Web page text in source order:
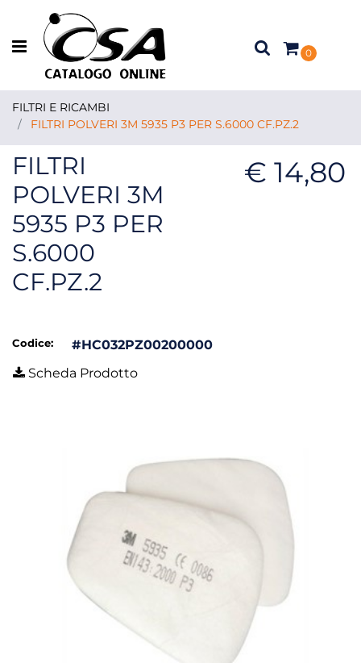
Open menu
0
FILTRI E RICAMBI
FILTRI POLVERI 3M 5935 P3 PER S.6000 CF.PZ.2
FILTRI
POLVERI 3M
5935 P3 PER
S.6000
CF.PZ.2
€ 14,80
Codice:
#HC032PZ00200000
Scheda Prodotto